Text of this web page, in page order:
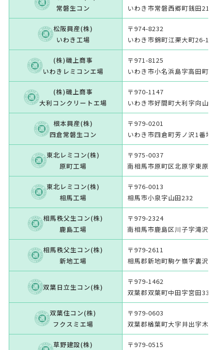
常磐生コン
いわき市常磐西郷町銭田210
松阪興産(株)
いわき工場
〒974-8232
いわき市錦町江栗大町26-1
(株)磯上商事
いわきレミコンエ場
〒971-8125
いわき市小名浜島字高田町26
(株)磯上商事
大利コンクリートエ場
〒970-1147
いわき市好間町大利字向山
根本興産(株)
四倉常磐生コン
〒979-0201
いわき市四倉町芳ノ沢1番地
東北レミコン(株)
原町工場
〒975-0037
南相馬市原町区北原字東原
東北レミコン(株)
相馬工場
〒976-0013
相馬市小泉字山田232
相馬秩父生コン(株)
鹿島工場
〒979-2324
南相馬市鹿島区川子字滝沢
相馬秩父生コン(株)
新地工場
〒979-2611
相馬郡新地町駒ケ嶺字裏沢
双葉日立生コン(株)
〒979-1462
双葉郡双葉町中田字宮田33
双葉住コン(株)
フクスミエ場
〒979-0603
双葉郡楢葉町大字井出字木
草野建設(株)
〒979-0515